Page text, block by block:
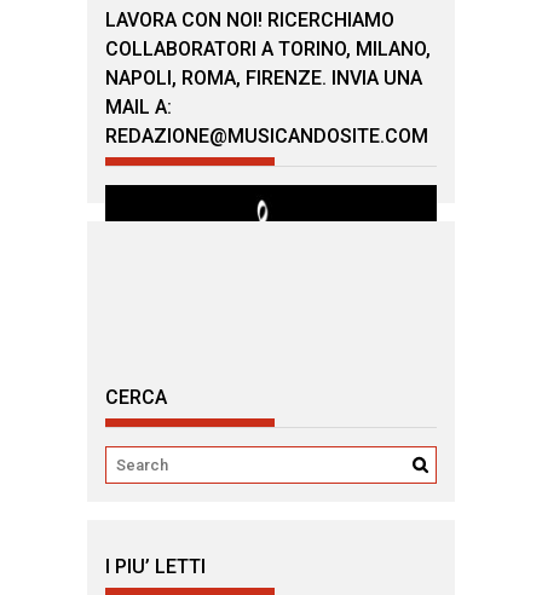
LAVORA CON NOI! RICERCHIAMO
COLLABORATORI A TORINO, MILANO,
NAPOLI, ROMA, FIRENZE. INVIA UNA
MAIL A:
REDAZIONE@MUSICANDOSITE.COM
CERCA
I PIU’ LETTI